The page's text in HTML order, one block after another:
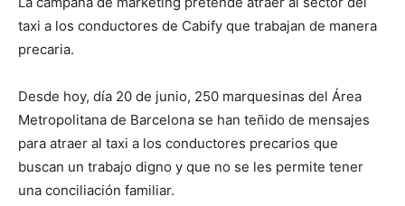
taxi a los conductores de Cabify que trabajan de manera
precaria.
Desde hoy, día 20 de junio, 250 marquesinas del Área
Metropolitana de Barcelona se han teñido de mensajes
para atraer al taxi a los conductores precarios que
buscan un trabajo digno y que no se les permite tener
una conciliación familiar.